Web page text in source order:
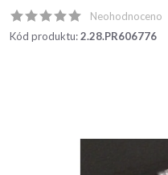
Neohodnoceno
Kód produktu:2.28.PR606776